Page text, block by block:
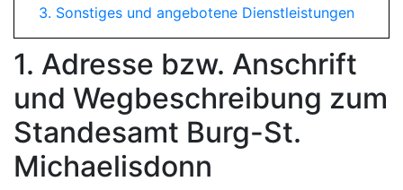
3. Sonstiges und angebotene Dienstleistungen
1. Adresse bzw. Anschrift
und Wegbeschreibung zum
Standesamt Burg-St.
Michaelisdonn